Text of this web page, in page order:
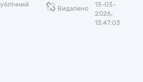
Видалено
13-03-
2026,
13:47:03